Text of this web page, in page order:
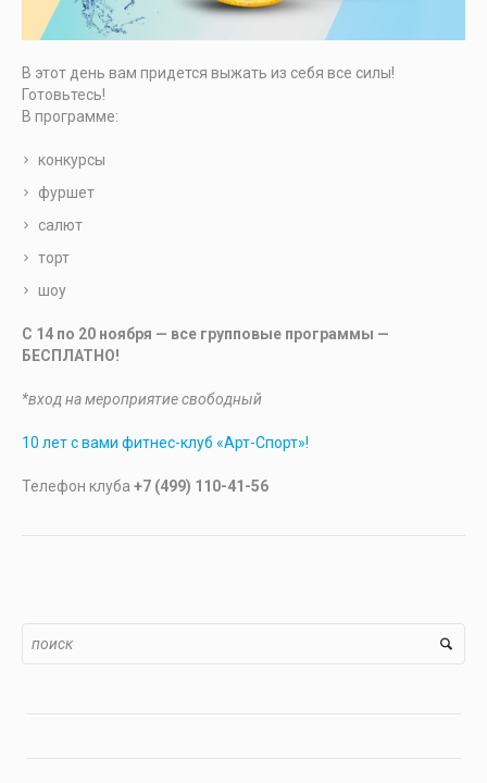
В этот день вам придется выжать из себя все силы!
Готовьтесь!
В программе:
конкурсы
фуршет
салют
торт
шоу
С 14 по 20 ноября — все групповые программы —
БЕСПЛАТНО!
*вход на мероприятие свободный
10 лет с вами фитнес-клуб «Арт-Спорт»!
Телефон клуба +7 (499) 110-41-56